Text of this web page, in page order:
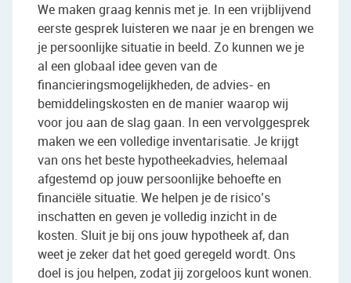
We maken graag kennis met je. In een vrijblijvend
eerste gesprek luisteren we naar je en brengen we
je persoonlijke situatie in beeld. Zo kunnen we je
al een globaal idee geven van de
financieringsmogelijkheden, de advies- en
bemiddelingskosten en de manier waarop wij
voor jou aan de slag gaan. In een vervolggesprek
maken we een volledige inventarisatie. Je krijgt
van ons het beste hypotheekadvies, helemaal
afgestemd op jouw persoonlijke behoefte en
financiële situatie. We helpen je de risico’s
inschatten en geven je volledig inzicht in de
kosten. Sluit je bij ons jouw hypotheek af, dan
weet je zeker dat het goed geregeld wordt. Ons
doel is jou helpen, zodat jij zorgeloos kunt wonen.